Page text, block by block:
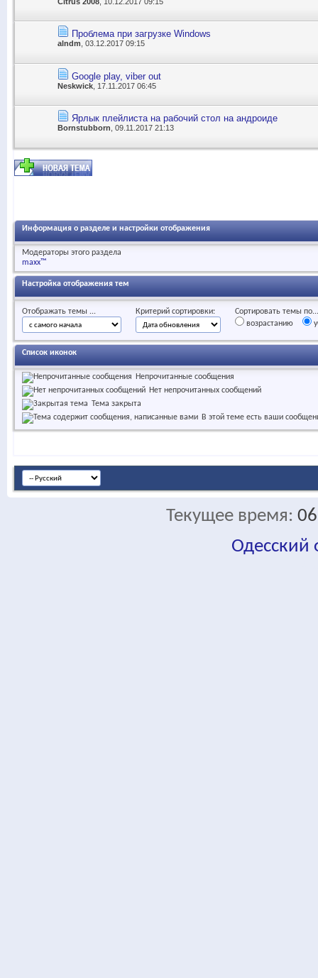
Проблема при загрузке Windows
alndm, 03.12.2017 09:15
Google play, viber out
Neskwick , 17.11.2017 06:45
Ярлык плейлиста на рабочий стол на андроиде
Bornstubborn , 09.11.2017 21:13
Информация о разделе и настройки отображения
Модераторы этого раздела
maxx™
Настройка отображения тем
Отображать темы ... Критерий сортировки:
Сортировать темы по...
возрастанию
Список иконок
Непрочитанные сообщения
Нет непрочитанных сообщений
Тема закрыта
В этой теме есть ваши
Текущее время:
Одесский